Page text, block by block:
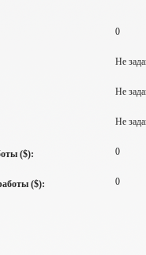
0
Не
Не
Не
($): 0
($): 0